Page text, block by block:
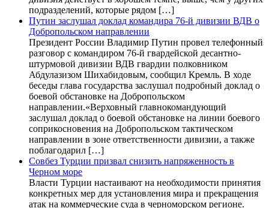
подразделений, которые рядом […]
Путин заслушал доклад командира 76-й дивизии ВДВ о
Добропольском направлении
Президент России Владимир Путин провел телефонный
разговор с командиром 76-й гвардейской десантно-
штурмовой дивизии ВДВ гвардии полковником
Абдулазизом Шихабидовым, сообщил Кремль. В ходе
беседы глава государства заслушал подробный доклад о
боевой обстановке на Добропольском
направлении.«Верховный главнокомандующий
заслушал доклад о боевой обстановке на линии боевого
соприкосновения на Добропольском тактическом
направлении в зоне ответственности дивизии, а также
поблагодарил […]
Совбез Турции призвал снизить напряженность в
Черном море
Власти Турции настаивают на необходимости принятия
конкретных мер для установления мира и прекращения
атак на коммерческие суда в черноморском регионе.